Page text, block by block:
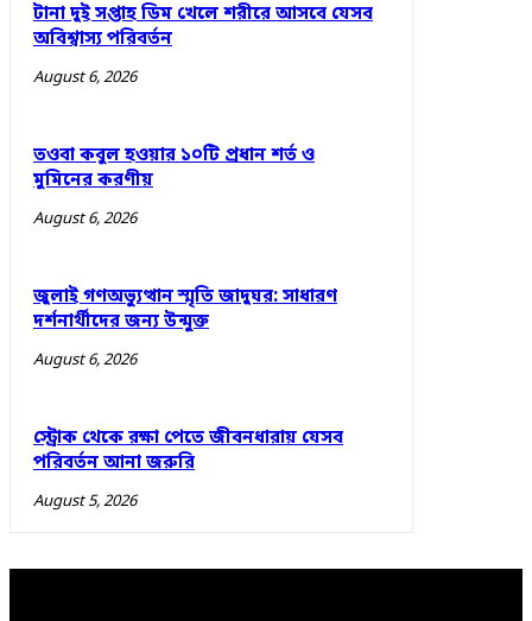
টানা দুই সপ্তাহ ডিম খেলে শরীরে আসবে যেসব
অবিশ্বাস্য পরিবর্তন
August 6, 2026
তওবা কবুল হওয়ার ১০টি প্রধান শর্ত ও
মুমিনের করণীয়
August 6, 2026
জুলাই গণঅভ্যুত্থান স্মৃতি জাদুঘর: সাধারণ
দর্শনার্থীদের জন্য উন্মুক্ত
August 6, 2026
স্ট্রোক থেকে রক্ষা পেতে জীবনধারায় যেসব
পরিবর্তন আনা জরুরি
August 5, 2026